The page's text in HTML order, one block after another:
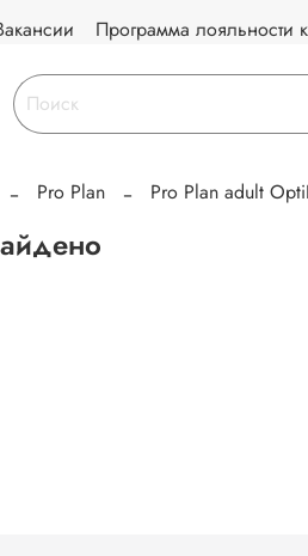
Программа лояльности
Pro Plan Pro Plan adult